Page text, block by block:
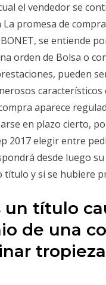
el vendedor se
promesa de
se entiende
orden de Bolsa o
pueden
característicos
aparece
en plazo cierto,
2017 elegir entre
desde luego
título y si se hubiere
un título
de una